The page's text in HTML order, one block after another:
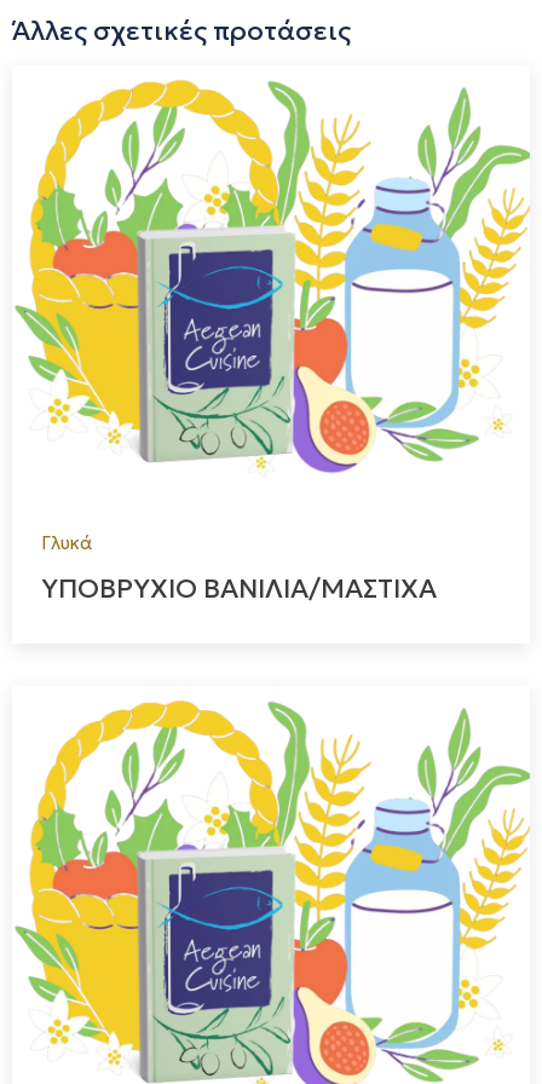
να συνεχίσω τις παραδοσιακές οικογενειακές συνταγές,
δίνοντάς τους όμως μια σύγχρονη πινελιά. Έτσι, σε αρκετές
δημιουργίες ενσωμάτωσα στοιχεία εκμοντερνισμού, όπως η
προσθήκη ξηρών καρπών και σοκολάτας, προσφέροντας
μια νέα γευστική εμπειρία χωρίς να αλλοιώνεται η
αυθεντικότητα της παράδοσης.Με την πάροδο του χρόνου,
η προσπάθεια αυτή εξελίχθηκε και άνοιξε τον δρόμο για τη
δημιουργία και άλλων προϊόντων, πάντα με σεβασμό στην
πρώτη ύλη, στη γη μας και στις τοπικές καλλιέργειες. Αυτό
που ξεκίνησε ως οικογενειακό μεράκι, σήμερα αποτελεί μια
δημιουργική διαδρομή που συνεχώς αναπτύσσεται και
Άλλες σχετικές προτάσεις
Γλυκά
ΥΠΟΒΡΥΧΙΟ ΒΑΝΙΛΙΑ/ΜΑΣΤΙΧΑ